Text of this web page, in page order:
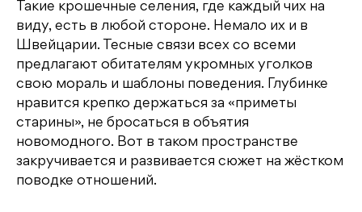
Такие крошечные селения, где каждый чих на
виду, есть в любой стороне. Немало их и в
Швейцарии. Тесные связи всех со всеми
предлагают обитателям укромных уголков
свою мораль и шаблоны поведения. Глубинке
нравится крепко держаться за «приметы
старины», не бросаться в объятия
новомодного. Вот в таком пространстве
закручивается и развивается сюжет на жёстком
поводке отношений.